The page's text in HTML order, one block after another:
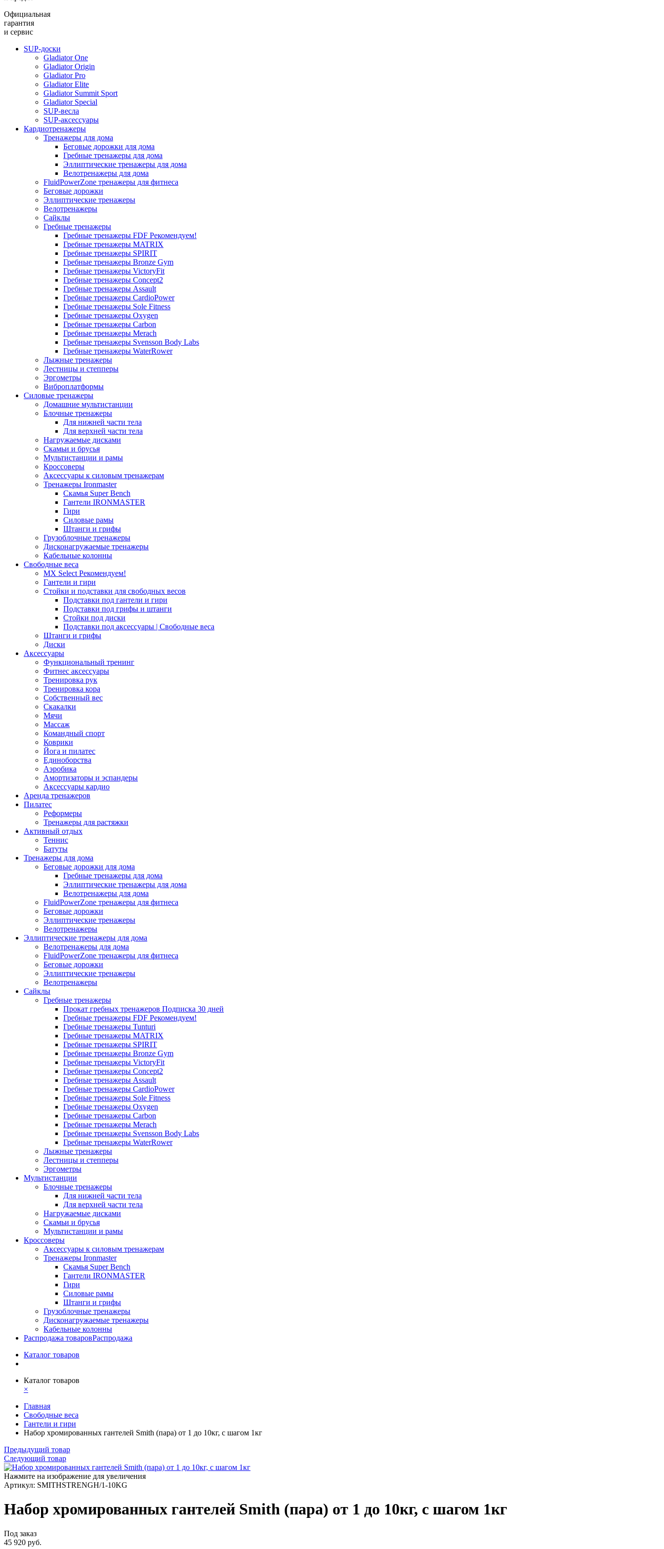
Официальная
гарантия
и сервис
SUP-доски
Gladiator One
Gladiator Origin
Gladiator Pro
Gladiator Elite
Gladiator Summit Sport
Gladiator Special
SUP-весла
SUP-аксессуары
Кардиотренажеры
Тренажеры для дома
Беговые дорожки для дома
Гребные тренажеры для дома
Эллиптические тренажеры для дома
Велотренажеры для дома
FluidPowerZone тренажеры для фитнеса
Беговые дорожки
Эллиптические тренажеры
Велотренажеры
Сайклы
Гребные тренажеры
Гребные тренажеры FDF Рекомендуем!
Гребные тренажеры MATRIX
Гребные тренажеры SPIRIT
Гребные тренажеры Bronze Gym
Гребные тренажеры VictoryFit
Гребные тренажеры Concept2
Гребные тренажеры Assault
Гребные тренажеры CardioPower
Гребные тренажеры Sole Fitness
Гребные тренажеры Oxygen
Гребные тренажеры Carbon
Гребные тренажеры Merach
Гребные тренажеры Svensson Body Labs
Гребные тренажеры WaterRower
Лыжные тренажеры
Лестницы и степперы
Эргометры
Виброплатформы
Силовые тренажеры
Домашние мультистанции
Блочные тренажеры
Для нижней части тела
Для верхней части тела
Нагружаемые дисками
Скамьи и брусья
Мультистанции и рамы
Кроссоверы
Аксессуары к силовым тренажерам
Тренажеры Ironmaster
Скамья Super Bench
Гантели IRONMASTER
Гири
Силовые рамы
Штанги и грифы
Грузоблочные тренажеры
Дисконагружаемые тренажеры
Кабельные колонны
Свободные веса
MX Select Рекомендуем!
Гантели и гири
Стойки и подставки для свободных весов
Подставки под гантели и гири
Подставки под грифы и штанги
Стойки под диски
Подставки под аксессуары | Свободные веса
Штанги и грифы
Диски
Аксессуары
Функциональный тренинг
Фитнес аксессуары
Тренировка рук
Тренировка кора
Собственный вес
Скакалки
Мячи
Массаж
Командный спорт
Коврики
Йога и пилатес
Единоборства
Аэробика
Амортизаторы и эспандеры
Аксессуары кардио
Аренда тренажеров
Пилатес
Реформеры
Тренажеры для растяжки
Активный отдых
Теннис
Батуты
Тренажеры для дома
Беговые дорожки для дома
Гребные тренажеры для дома
Эллиптические тренажеры для дома
Велотренажеры для дома
FluidPowerZone тренажеры для фитнеса
Беговые дорожки
Эллиптические тренажеры
Велотренажеры
Эллиптические тренажеры для дома
Велотренажеры для дома
FluidPowerZone тренажеры для фитнеса
Беговые дорожки
Эллиптические тренажеры
Велотренажеры
Сайклы
Гребные тренажеры
Прокат гребных тренажеров Подписка 30 дней
Гребные тренажеры FDF Рекомендуем!
Гребные тренажеры Tunturi
Гребные тренажеры MATRIX
Гребные тренажеры SPIRIT
Гребные тренажеры Bronze Gym
Гребные тренажеры VictoryFit
Гребные тренажеры Concept2
Гребные тренажеры Assault
Гребные тренажеры CardioPower
Гребные тренажеры Sole Fitness
Гребные тренажеры Oxygen
Гребные тренажеры Carbon
Гребные тренажеры Merach
Гребные тренажеры Svensson Body Labs
Гребные тренажеры WaterRower
Лыжные тренажеры
Лестницы и степперы
Эргометры
Мультистанции
Блочные тренажеры
Для нижней части тела
Для верхней части тела
Нагружаемые дисками
Скамьи и брусья
Мультистанции и рамы
Кроссоверы
Аксессуары к силовым тренажерам
Тренажеры Ironmaster
Скамья Super Bench
Гантели IRONMASTER
Гири
Силовые рамы
Штанги и грифы
Грузоблочные тренажеры
Дисконагружаемые тренажеры
Кабельные колонны
Распродажа товаровРаспродажа
Каталог товаров
Каталог товаров
×
Главная
Свободные веса
Гантели и гири
Набор хромированных гантелей Smith (пара) от 1 до 10кг, с шагом 1кг
Предыдущий товар
Следующий товар
Нажмите на изображение для увеличения
Артикул: SMITHSTRENGH/1-10KG
Набор хромированных гантелей Smith (пара) от 1 до 10кг, с шагом 1кг
Под заказ
45 920 руб.